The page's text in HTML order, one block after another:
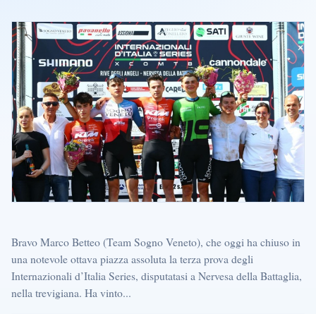
Bravo Marco Betteo (Team Sogno Veneto), che oggi ha chiuso in
una notevole ottava piazza assoluta la terza prova degli
Internazionali d’Italia Series, disputatasi a Nervesa della Battaglia,
nella trevigiana. Ha vinto...